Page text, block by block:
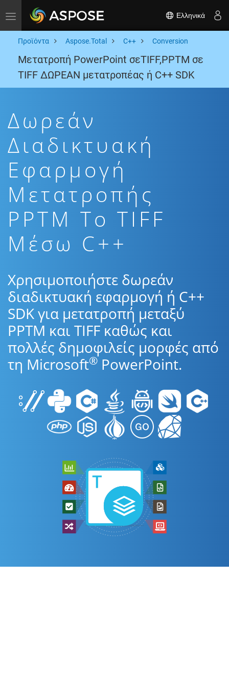
Toggle navigation Ελληνικά
Προϊόντα Aspose.Total C++ Conversion
Μετατροπή PowerPoint σεTIFF,PPTM σε
TIFF ΔΩΡΕΑΝ μετατροπέας ή C++ SDK
Δωρεάν
Διαδικτυακή
Εφαρμογή
Μετατροπής
PPTM To TIFF
Μέσω C++
Χρησιμοποιήστε δωρεάν
διαδικτυακή εφαρμογή ή C++
SDK για μετατροπή μεταξύ
PPTM και TIFF καθώς και
πολλές δημοφιλείς μορφές από
τη Microsoft® PowerPoint.